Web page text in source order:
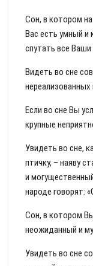
Сон, в котором
Вас есть умный и
спутать все Ваши
Видеть во сне
Если во сне Вы
крупные
Увидеть во сне,
птичку, – наяву
и
народе говорят:
Сон, в котором
неожиданный и
Увидеть во сне